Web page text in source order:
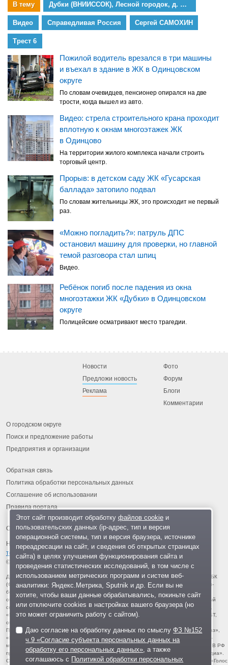
В тему Дубки (ВНИИССОК), Лесной городок, д. Бородки
Видео Справедливая Россия Сергей САМОХИН
Трест 6
Пожилой водитель врезался в три машины
и въехал в здание в ЖК в Одинцовском
округе
По словам очевидцев, пенсионер опирался на две
трости, когда вышел из авто.
Видео: стрела строительного крана проходит
вплотную к окнам многоэтажек ЖК
в Одинцово
На территории жилого комплекса начали строить
торговый центр.
Прорыв: в детском саду ЖК «Гусарская
баллада» затопило подвал
По словам жительницы ЖК, это происходит не первый
раз.
«Можно погладить?»: патруль ДПС
остановил машину для проверки, но главной
темой разговора стал шпиц
Видео.
Ребёнок погиб после падения из окна
многоэтажки ЖК «Дубки» в Одинцовском
округе
Полицейские осматривают место трагедии.
Новости
Предложи новость
Реклама
Фото
Форум
Блоги
Комментарии
О городском округе
Поиск и предложение работы
Предприятия и организации
Обратная связь
Политика обработки персональных данных
Соглашение об использовании
Правила портала
На информационном ресурсе применяются рекомендательные
технологии
© 2013-2026 «ОИНФО»,
сделано в Одинцово
Для читателей: В России признаны экстремистскими и запрещены организации ФБК
(Фонд борьбы с коррупцией, признан иноагентом), Штабы Навального, «Национал-
большевистская партия», «Свидетели Иеговы», «Армия воли народа», «Русский
общенациональный союз», «Движение против нелегальной иммиграции», «Правый
сектор», УНА-УНСО, УПА, «Тризуб им. Степана Бандеры», «Мизантропик дивижн»,
«Меджлис крымскотатарского народа», движение «Артподготовка», движение ЛГБТ,
общероссийская политическая партия «Воля», АУЕ, батальоны «Азов» и «Айдар».
Признаны террористическими и запрещены: «Движение Талибан», «Имарат Кавказ»,
«Исламское государство» (ИГ, ИГИЛ), Джебхад-ан-Нусра, «АУМ Синрике», «Братья-
мусульмане», «Аль-Каида в странах исламского Магриба», «Сеть», «Колумбайн». В РФ
признана нежелательной деятельность «Открытой России», издания «Проект Медиа».
СМИ-иноагентами признаны: телеканал «Дождь», «Медуза», «Важные истории», «Голос
Этот сайт производит обработку файлов cookieи
пользовательских данных (ip-адрес, тип и версия
операционной системы, тип и версия браузера, источнике
переадресации на сайт, и сведения об открытых страницах
сайта) в целях улучшения функционирования сайта и
проведения статистических исследований, в том числе с
использованием метрических программ и систем веб-
аналитики: Яндекс.Метрика, Sputnik и др. Если вы не
хотите, чтобы ваши данные обрабатывались, покиньте сайт
или отключите cookies в настройках вашего браузера (но
это может ограничить работу с сайтом).
Даю согласие на обработку данных по смыслуФЗ №152
ч.9 «Согласие субъекта персональных данных на
обработку его персональных данных» , а также
соглашаюсь с Политикой обработки персональных